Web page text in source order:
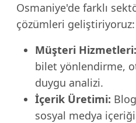
Osmaniye'de farklı
çözümleri geliştiriyoruz:
Müşteri Hizmetleri:
bilet yönlendirme,
duygu analizi.
İçerik Üretimi:
sosyal medya